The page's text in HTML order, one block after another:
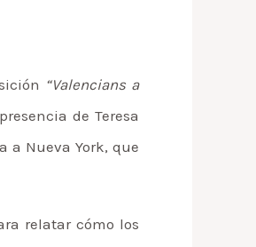
“Valencians a
de Teresa
a Nueva York, que
relatar cómo los